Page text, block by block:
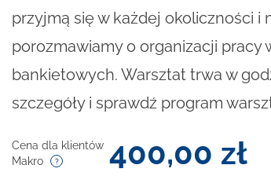
Cena dla klientów
Makro
400,00 zł
przyjmą się w każdej okoliczności i
porozmawiamy o organizacji pracy
bankietowych. Warsztat trwa w
szczegóły i sprawdź program